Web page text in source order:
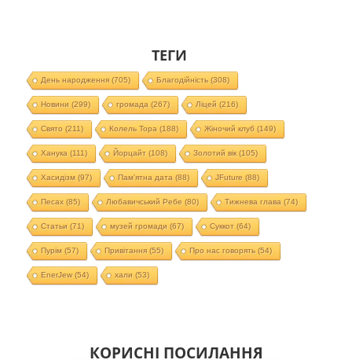
ТЕГИ
День народження(705) Благодійність(308)
Новини (299) громада (267) Ліцей (216)
Свято (211) Колель Тора (188) Жіночий клуб (149)
Ханука (111) Йорцайт (108) Золотий вік(105)
Хасидізм (97) Пам'ятна дата (88) JFuture (88)
Песах(85) Любавичський Ребе (80) Тижнева глава (74)
Статьи (71) музей громади (67) Суккот (64)
Пурім (57) Привітання(55) Про нас говорять(54)
EnerJew(54) хали (53)
КОРИСНІ ПОСИЛАННЯ